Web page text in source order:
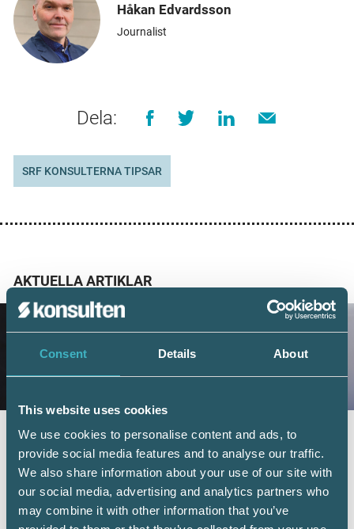
Consent Details About
This website uses cookies
We use cookies to personalise content and ads, to
provide social media features and to analyse our traffic.
We also share information about your use of our site with
our social media, advertising and analytics partners who
may combine it with other information that you’ve
Håkan Edvardsson
Journalist
Dela:
SRF KONSULTERNA TIPSAR
AKTUELLA ARTIKLAR
Fler företag väljer digital årsredovisning –
redovisningskonsulterna bidrar till
utvecklingen
6 juli 2026
Digital inlämning av årsredovisningar fortsätter att öka.